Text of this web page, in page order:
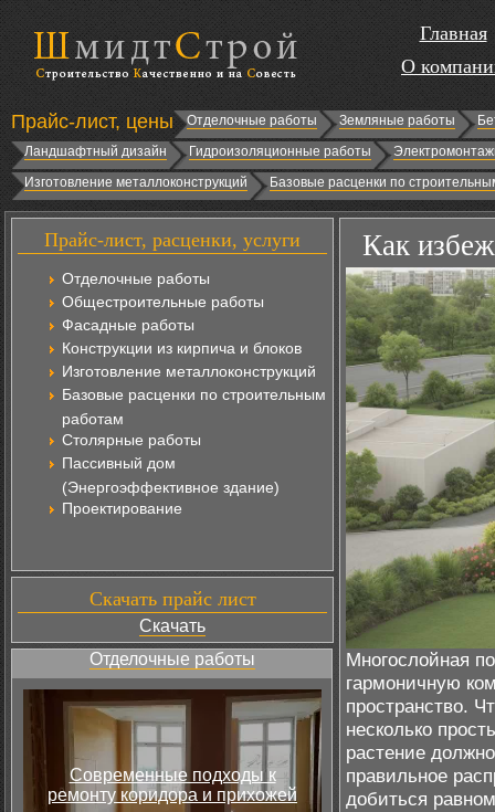
Главная
О
Прайс-лист, цены Отделочные работы Земляные работы
Ландшафтный дизайн
Гидроизоляционные работы
Изготовление металлоконструкций
Базовые расценки по
Прайс-лист, расценки, услуги
Отделочные работы
Общестроительные работы
Фасадные работы
Конструкции из кирпича и блоков
Изготовление металлоконструкций
Базовые расценки по строительным
работам
Столярные работы
Пассивный дом
(Энергоэффективное здание)
Проектирование
Скачать прайс лист
Скачать
Отделочные работы
Современные подходы к
ремонту коридора и прихожей
Как
Многослойная
гармоничную
пространство.
несколько
растение
правильное
добиться